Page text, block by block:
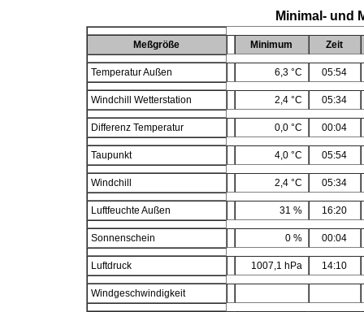
Minimal- und
Meßgröße Minimum Zeit
Temperatur Außen 6,3 °C 05:54
Windchill Wetterstation 2,4 °C 05:34
Differenz Temperatur 0,0 °C 00:04
Taupunkt 4,0 °C 05:54
Windchill 2,4 °C 05:34
Luftfeuchte Außen 31 % 16:20
Sonnenschein 0 % 00:04
Luftdruck 1007,1 hPa 14:10
Windgeschwindigkeit